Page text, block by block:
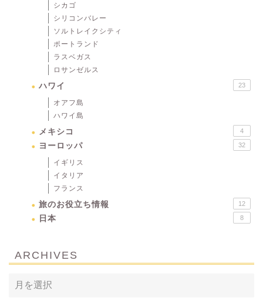
シカゴ
シリコンバレー
ソルトレイクシティ
ポートランド
ラスベガス
ロサンゼルス
ハワイ 23
オアフ島
ハワイ島
メキシコ 4
ヨーロッパ 32
イギリス
イタリア
フランス
旅のお役立ち情報 12
日本 8
ARCHIVES